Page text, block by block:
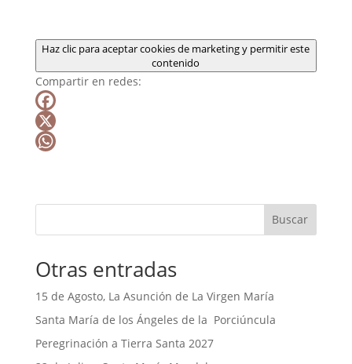
Haz clic para aceptar cookies de marketing y permitir este
contenido
Compartir en redes:
F
a
b
k
X
a
A
p
Buscar
Otras entradas
15 de Agosto, La Asunción de La Virgen María
Santa María de los Ángeles de la Porciúncula
Peregrinación a Tierra Santa 2027